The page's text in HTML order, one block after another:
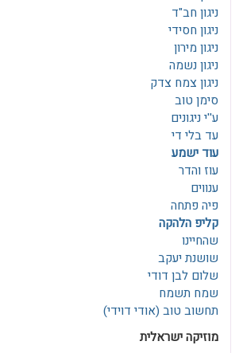
ניגון חב"ד
ניגון חסידי
ניגון מירון
ניגון נשמה
ניגון צמח צדק
סימן טוב
ע''י ניגונים
עד בלי די
עוד ישמע
עוז והדר
ענווים
פיה פתחה
קליפ הלהקה
שהחיינו
שושנת יעקב
שלום לבן דודי
שמח תשמח
תחשוב טוב (אודי דוידי)
מוזיקה ישראלית